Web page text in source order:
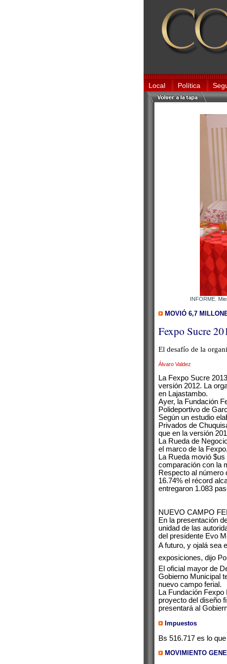
Local Política
INFORME.
MOVIÓ 6,7
Fexpo Sucre
El desafío de la
Álvaro Valdez
La Fexpo Sucre
versión 2012. La
en Lajastambo.
Ayer, la Fundación
Polideportivo de
Según un estudio
Privados de
que en la versión
La Rueda de
el marco de la
La Rueda movió
comparación con la
Respecto al número
16.74% el récord
entregaron 1.083
NUEVO CAMPO
En la presentación
unidad de las
del presidente Evo
A futuro, y ojalá
exposiciones, dijo
El oficial mayor de
Gobierno Municipal
nuevo campo ferial.
La Fundación
proyecto del diseño
presentará al
Impuestos
Bs 516.717 es lo
MOVIMIENTO